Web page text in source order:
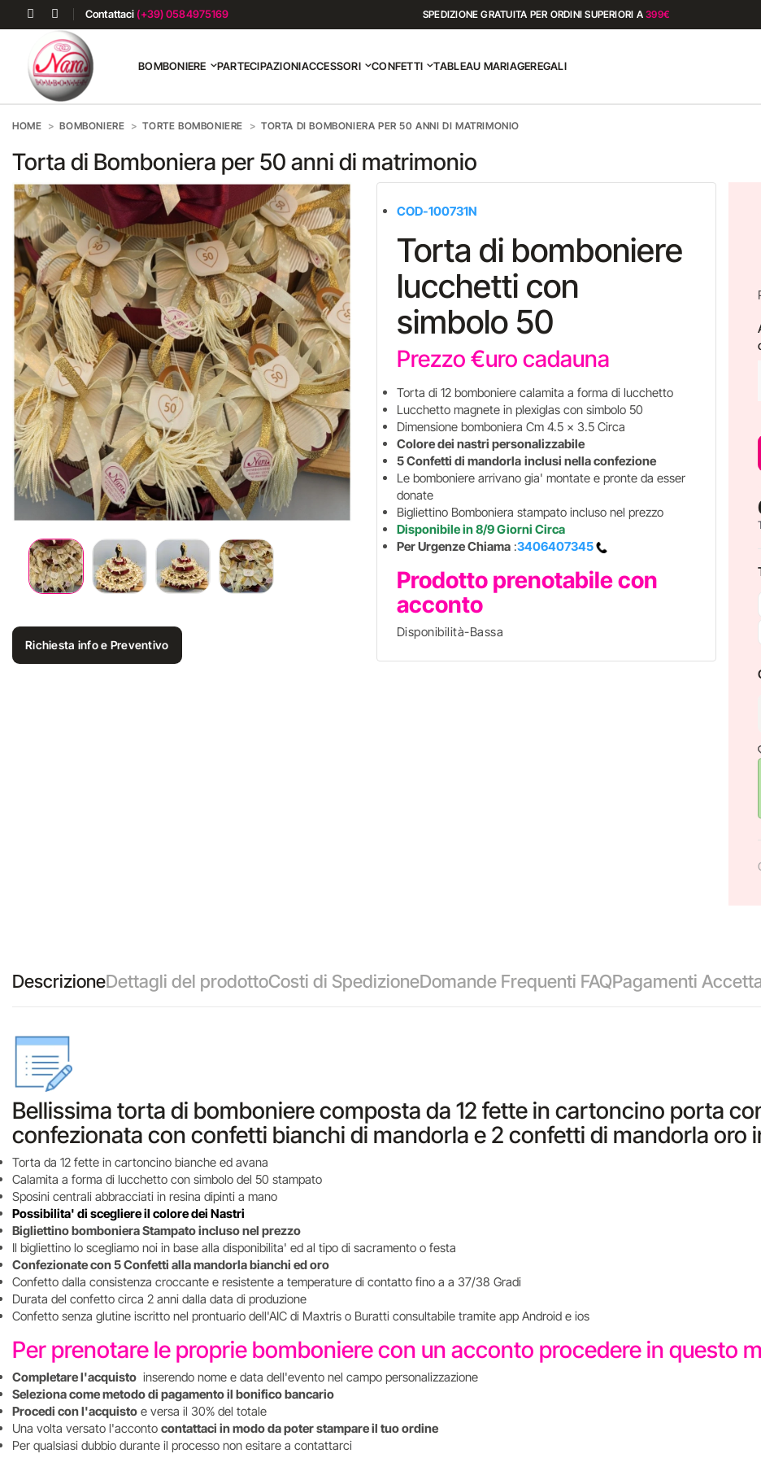
Contattaci (+39) 0584975169 SPEDIZIONE GRATUITA PER ORDINI SUPERIORI A399€
BOMBONIERE PARTECIPAZIONIACCESSORI CONFETTI TABLEAU MARIAGEREGALI
HOME BOMBONIERE TORTE BOMBONIERE TORTA DI BOMBONIERA PER 50 ANNI DI MATRIMONIO
Torta di Bomboniera per 50 anni di matrimonio
Richiesta info e Preventivo
COD-100731N
Torta di bomboniere
lucchetti con
simbolo 50
Prezzo €uro cadauna
Torta di 12 bomboniere calamita a forma di lucchetto
Lucchetto magnete in plexiglas con simbolo 50
Dimensione bomboniera Cm 4.5 x 3.5 Circa
Colore dei nastri personalizzabile
5 Confetti di mandorla inclusi nella confezione
Le bomboniere arrivano gia' montate e pronte da esser
donate
Bigliettino Bomboniera stampato incluso nel prezzo
Disponibile in 8/9 Giorni Circa
Per Urgenze Chiama:3406407345
Prodotto prenotabile con
acconto
Disponibilità-Bassa
DescrizioneDettagli del prodottoCosti di SpedizioneDomande Frequenti FAQPagamenti
Bellissima torta di bomboniere composta da 12 fette in cartoncino porta
confezionata con confetti bianchi di mandorla e 2 confetti di mandorla oro
Torta da 12 fette in cartoncino bianche ed avana
Calamita a forma di lucchetto con simbolo del 50 stampato
Sposini centrali abbracciati in resina dipinti a mano
Possibilita' di scegliere il colore dei Nastri
Bigliettino bomboniera Stampato incluso nel prezzo
Il bigliettino lo scegliamo noi in base alla disponibilita' ed al tipo di sacramento o festa
Confezionate con 5 Confetti alla mandorla bianchi ed oro
Confetto dalla consistenza croccante e resistente a temperature di contatto fino a a 37/38 Gradi
Durata del confetto circa 2 anni dalla data di produzione
Confetto senza glutine iscritto nel prontuario dell'AIC di Maxtris o Buratti consultabile tramite app Android e ios
Per prenotare le proprie bomboniere con un acconto procedere in questo
Completare l'acquisto inserendo nome e data dell'evento nel campo personalizzazione
Seleziona come metodo di pagamento il bonifico bancario
Procedi con l'acquisto e versa il 30% del totale
Una volta versato l'acconto contattaci in modo da poter stampare il tuo ordine
Per qualsiasi dubbio durante il processo non esitare a contattarci